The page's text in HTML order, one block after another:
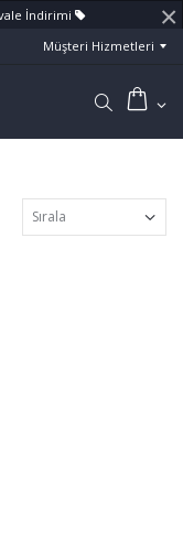
İndirimi ×
Müşteri Hizmetleri